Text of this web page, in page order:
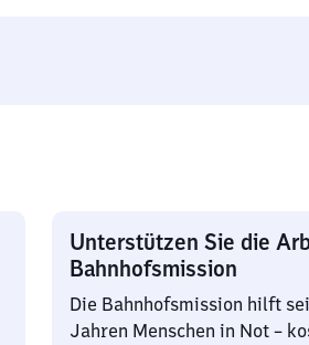
Unterstützen Sie die
Bahnhofsmission
Die Bahnhofsmission hilft
Jahren Menschen in Not –